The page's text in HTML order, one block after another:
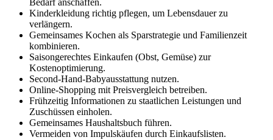
Bedarf anschaffen.
Kinderkleidung richtig pflegen, um Lebensdauer zu
verlängern.
Gemeinsames Kochen als Sparstrategie und Familienzeit
kombinieren.
Saisongerechtes Einkaufen (Obst, Gemüse) zur
Kostenoptimierung.
Second-Hand-Babyausstattung nutzen.
Online-Shopping mit Preisvergleich betreiben.
Frühzeitig Informationen zu staatlichen Leistungen und
Zuschüssen einholen.
Gemeinsames Haushaltsbuch führen.
Vermeiden von Impulskäufen durch Einkaufslisten.